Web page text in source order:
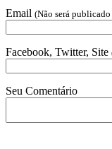
Email (Não será
Facebook, Twitter, Site
Seu Comentário